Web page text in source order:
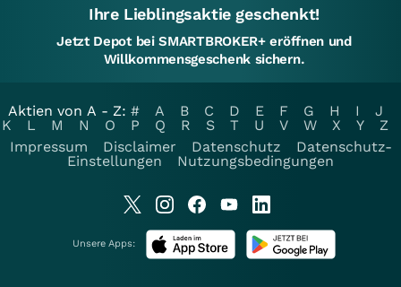
Ihre Lieblingsaktie geschenkt!
Jetzt Depot bei SMARTBROKER+ eröffnen und
Willkommensgeschenk sichern.
Aktien von A - Z: # A B C D E F G H I
J
K
L M N O P Q R S T U V W X Y
Z
Impressum
Disclaimer Datenschutz
Datenschutz-
Einstellungen
Nutzungsbedingungen
Unsere Apps: